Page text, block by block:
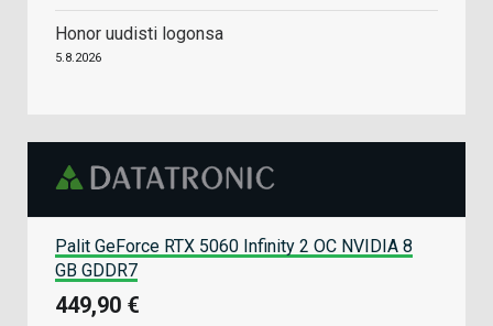
Honor uudisti logonsa
5.8.2026
Palit GeForce RTX 5060 Infinity 2 OC NVIDIA 8
GB GDDR7
449,90 €